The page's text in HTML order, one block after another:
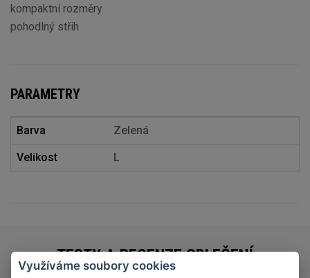
kompaktní rozměry
pohodlný střih
PARAMETRY
Barva Zelená
Velikost L
TESTY A RECENZE OBLEČENÍ
Využíváme soubory cookies